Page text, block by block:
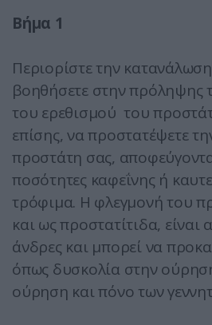
Βήμα 1
Περιορίστε την
βοηθήσετε στην πρόληψης
του ερεθισμού του
επίσης, να προστατέψετε
προστάτη σας,
ποσότητες καφεΐνης ή
τρόφιμα. Η φλεγμονή του
και ως προστατίτιδα, είναι
άνδρες και μπορεί να
όπως δυσκολία στην
ούρηση και πόνο των